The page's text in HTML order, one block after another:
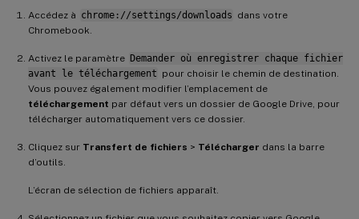
Accédez à chrome://settings/downloads dans votre
Chromebook.
Activez le paramètre Demander où enregistrer chaque fichier
avant le téléchargement pour choisir le chemin de destination.
Vous pouvez également modifier l’emplacement de
téléchargement par défaut vers un dossier de Google Drive, pour
télécharger automatiquement vers ce dossier.
Cliquez sur Transfert de fichiers > Télécharger dans la barre
d’outils.
L’écran de sélection de fichiers apparaît.